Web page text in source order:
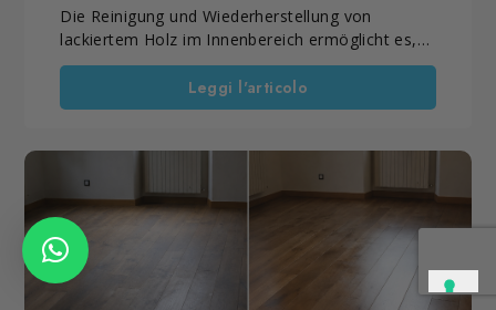
Die Reinigung und Wiederherstellung von
lackiertem Holz im Innenbereich ermöglicht es,
matt oder glänzend lackiertes Parkett
aufzubereiten, das durch die tägliche Nutzung an
Glanz, Farbintensität und Gleichmäßigkeit
und muss der Boden nicht vollständig
abgeschliffen werden, lässt sich das Parkett
ohne Schleifen renovieren. Ein gezielter
Behandlungszyklus entfernt oberflächliche
Vergrauungen, frischt das Holz auf und erneuert
den Schutz der Oberfläche. Die Behandlung
eignet sich sowohl für glänzend als auch für matt
Leggi l'articolo